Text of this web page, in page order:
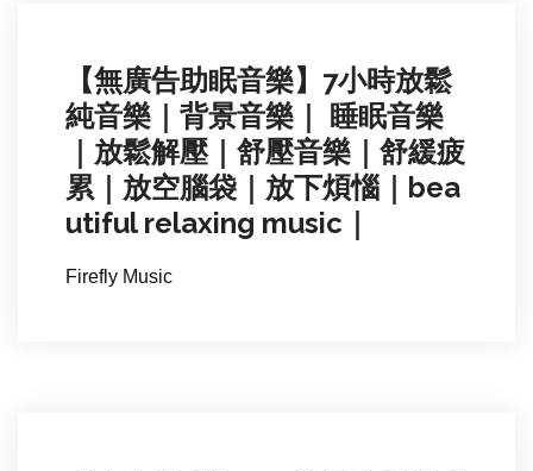
【無廣告助眠音樂】7小時放鬆
純音樂｜背景音樂｜ 睡眠音樂
｜放鬆解壓｜舒壓音樂｜舒緩疲
累｜放空腦袋｜放下煩惱｜bea
utiful relaxing music｜
Firefly Music